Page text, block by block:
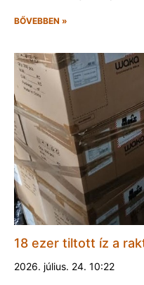
BŐVEBBEN »
18 ezer tiltott íz a
2026. július. 24. 10:22